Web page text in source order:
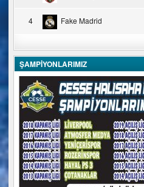
4 Fake Madrid
ŞAMPİYONLARIMIZ